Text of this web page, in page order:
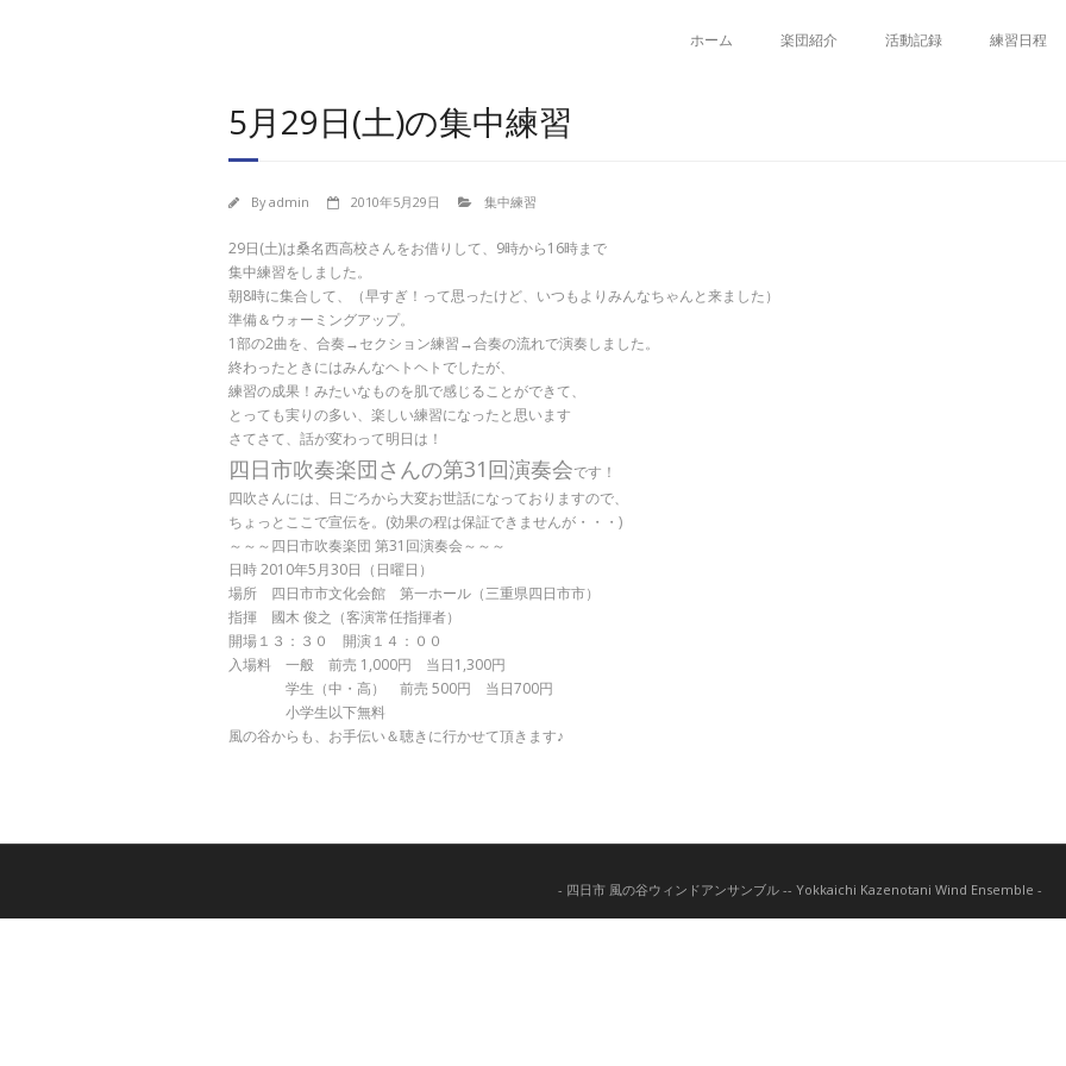
ホーム 楽団紹介 活動記録 練習日程
5月29日(土)の集中練習
Byadmin 2010年5月29日 集中練習
29日(土)は桑名西高校さんをお借りして、9時から16時まで
集中練習をしました。
朝8時に集合して、（早すぎ！って思ったけど、いつもよりみんなちゃんと来ました）
準備＆ウォーミングアップ。
1部の2曲を、合奏→セクション練習→合奏の流れで演奏しました。
終わったときにはみんなヘトヘトでしたが、
練習の成果！みたいなものを肌で感じることができて、
とっても実りの多い、楽しい練習になったと思います
さてさて、話が変わって明日は！
四日市吹奏楽団さんの第31回演奏会です！
四吹さんには、日ごろから大変お世話になっておりますので、
ちょっとここで宣伝を。(効果の程は保証できませんが・・・)
～～～四日市吹奏楽団 第31回演奏会～～～
日時 2010年5月30日（日曜日）
場所 四日市市文化会館 第一ホール（三重県四日市市）
指揮 國木 俊之（客演常任指揮者）
開場１３：３０ 開演１４：００
入場料 一般 前売 1,000円 当日1,300円
学生（中・高） 前売 500円 当日700円
小学生以下無料
風の谷からも、お手伝い＆聴きに行かせて頂きます♪
- 四日市 風の谷ウィンドアンサンブル -- Yokkaichi Kazenotani Wind Ensemble -